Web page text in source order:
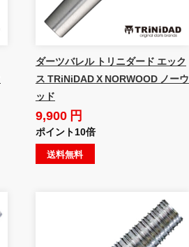
ダーツバレル トリニダード エック
ス TRiNiDAD X NORWOOD ノーウ
ッド
9,900 円
ポイント10倍
送料無料